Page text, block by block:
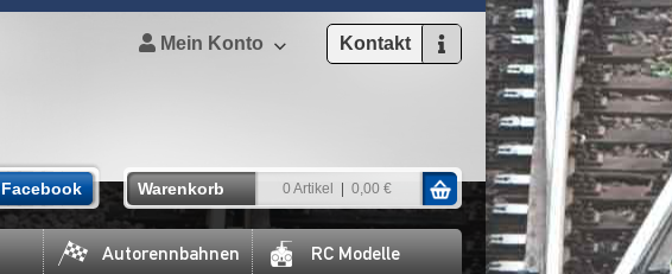
Mein Konto Kontakt
Facebook Warenkorb 0 Artikel 0,00 €
Autorennbahnen RC Modelle